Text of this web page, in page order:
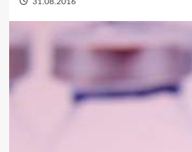
31.08.2016